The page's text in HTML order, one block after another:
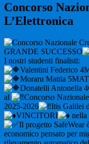
Concorso
L’Elettronica
GRANDE SUCCESSO
I nostri studenti finalisti:
Valentini Federico
Moraru Mattia 5MAT
Donatelli Antonella
al
Concorso
2025-2026
Itis Galilei
VINCITORI
nella
Il progetto SafeWear
economico pensato per